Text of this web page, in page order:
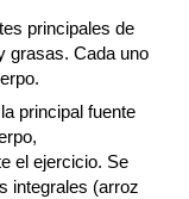
principales de
grasas. Cada uno
principal fuente
el ejercicio. Se
integrales (arroz